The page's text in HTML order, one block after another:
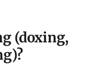
(doxing,